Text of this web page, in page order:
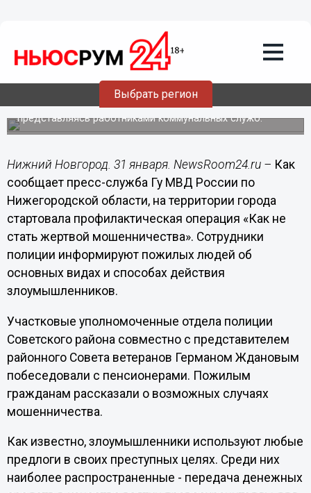
Выбрать регион
31.01.201412:59
Нижегородским пенсионерам
рассказали об уловках мошенников
Часто мошенники входят в доверие к пожилым людям,
представляясь работниками коммунальных служб.
Нижний Новгород. 31 января. NewsRoom24.ru – Как
сообщает пресс-служба Гу МВД России по
Нижегородской области, на территории города
стартовала профилактическая операция «Как не
стать жертвой мошенничества». Сотрудники
полиции информируют пожилых людей об
основных видах и способах действия
злоумышленников.
Участковые уполномоченные отдела полиции
Советского района совместно с представителем
районного Совета ветеранов Германом Ждановым
побеседовали с пенсионерами. Пожилым
гражданам рассказали о возможных случаях
мошенничества.
Как известно, злоумышленники используют любые
предлоги в своих преступных целях. Среди них
наиболее распространенные - передача денежных